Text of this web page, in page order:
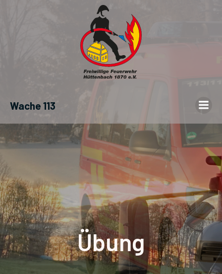
Wache 113
Übung